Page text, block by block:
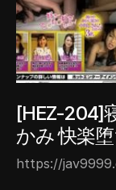
[HEZ-204]
かみ 快楽
https://